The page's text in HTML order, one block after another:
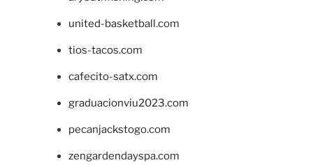
united-basketball.com
tios-tacos.com
cafecito-satx.com
graduacionviu2023.com
pecanjackstogo.com
zengardendayspa.com